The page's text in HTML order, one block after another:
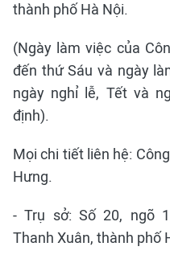
thành phố Hà Nội.
(Ngày làm việc của
đến thứ Sáu và ngày
ngày nghỉ lễ, Tết và
định).
Mọi chi tiết liên hệ:
Hưng.
- Trụ sở: Số 20, ngõ
Thanh Xuân, thành phố